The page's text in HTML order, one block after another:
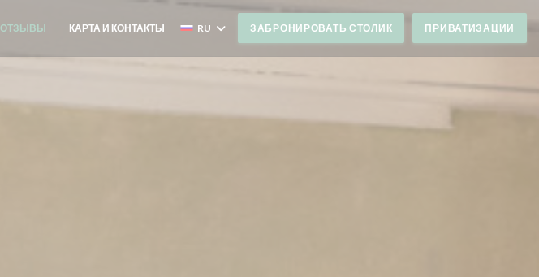
ОТЗЫВЫ ((ОТКРЫВАЕТСЯ В НОВОМ ОКНЕ))
КАРТА И КОНТАКТЫ RU ЗАБРОНИРОВАТЬ СТОЛИК ПРИВАТИЗАЦИИ